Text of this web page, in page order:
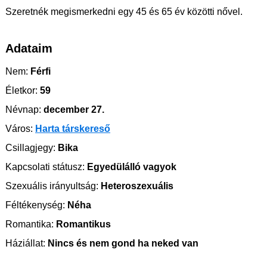
Szeretnék megismerkedni egy 45 és 65 év közötti nővel.
Adataim
Nem: Férfi
Életkor: 59
Névnap: december 27.
Város: Harta társkereső
Csillagjegy: Bika
Kapcsolati státusz: Egyedülálló vagyok
Szexuális irányultság: Heteroszexuális
Féltékenység: Néha
Romantika: Romantikus
Háziállat: Nincs és nem gond ha neked van